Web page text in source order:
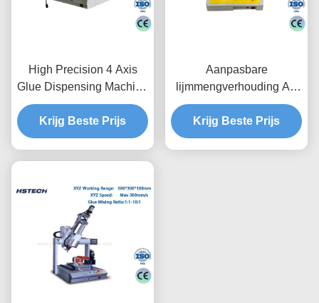
High Precision 4 Axis
Glue Dispensing Machine
met Teach Pendant
Programming en
300mm/s Max Speed
Krijg Beste Prijs
Aanpasbare
lijmmengverhouding AB
Lijmverspreidingsmachine
met ±0,02 mm
herhalingsnauwkeurigheid
Krijg Beste Prijs